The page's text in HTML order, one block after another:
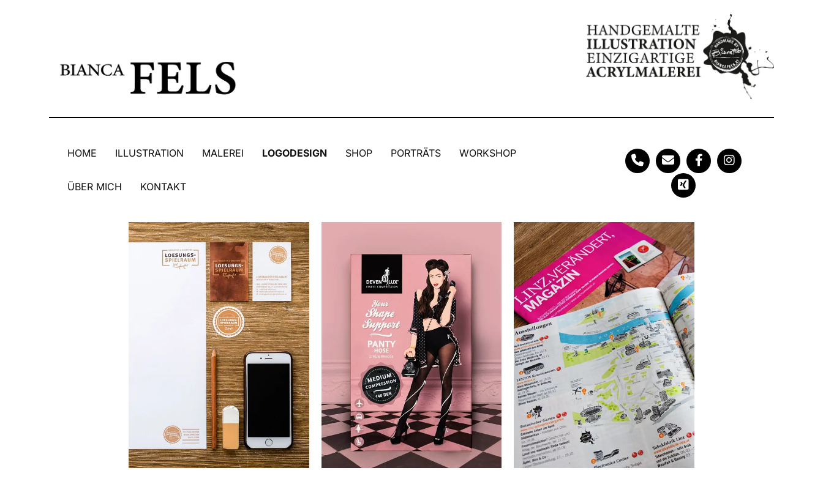
HOME ILLUSTRATION MALEREI LOGODESIGN SHOP PORTRÄTS WORKSHOP
ÜBER MICH KONTAKT